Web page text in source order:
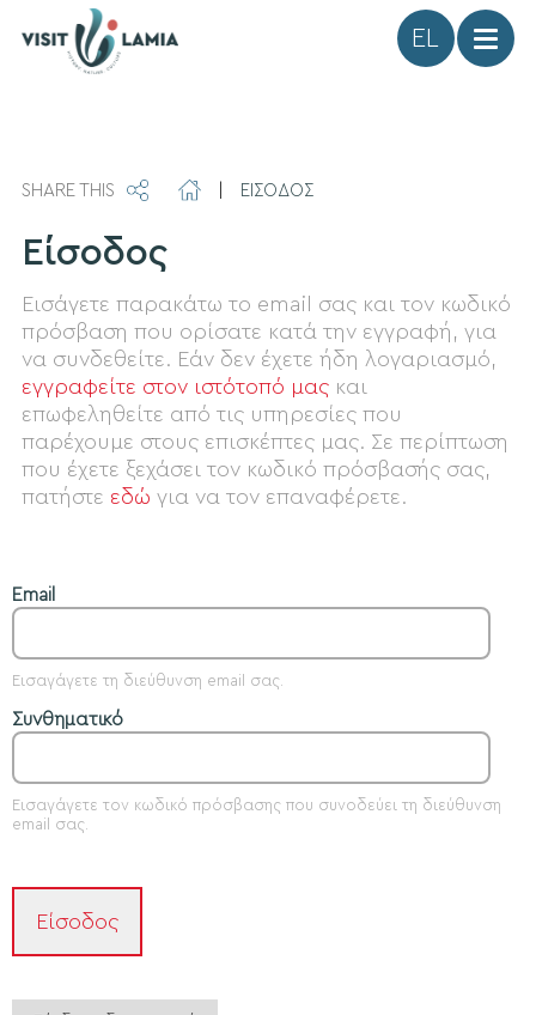
Γλώσσα
SHARE THIS ΕΙΣΟΔΟΣ
Είσοδος
Εισάγετε παρακάτω το email σας και τον κωδικό
πρόσβαση που ορίσατε κατά την εγγραφή, για
να συνδεθείτε. Εάν δεν έχετε ήδη λογαριασμό,
εγγραφείτε στον ιστότοπό μαςκαι
επωφεληθείτε από τις υπηρεσίες που
παρέχουμε στους επισκέπτες μας. Σε περίπτωση
που έχετε ξεχάσει τον κωδικό πρόσβασής σας,
πατήστε εδώ για να τον επαναφέρετε.
Email
Εισαγάγετε τη διεύθυνση email σας.
Συνθηματικό
Εισαγάγετε τον κωδικό πρόσβασης που συνοδεύει τη διεύθυνση
email σας.